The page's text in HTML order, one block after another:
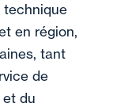
technique
en région,
tant
de
et du